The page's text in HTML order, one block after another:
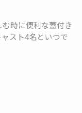
時に便利な蓋付き
スト4名といつで